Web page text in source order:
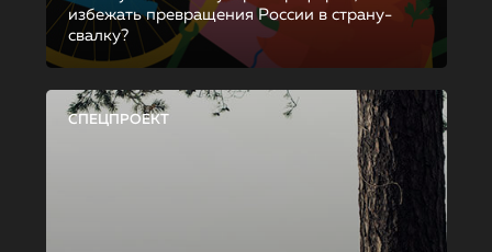
избежать превращения России в страну-
свалку?
СПЕЦПРОЕКТ